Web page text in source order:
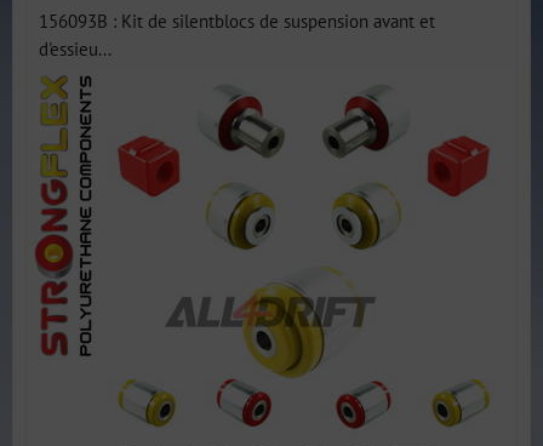
156093B : Kit de silentblocs de suspension avant et
d'essieu...